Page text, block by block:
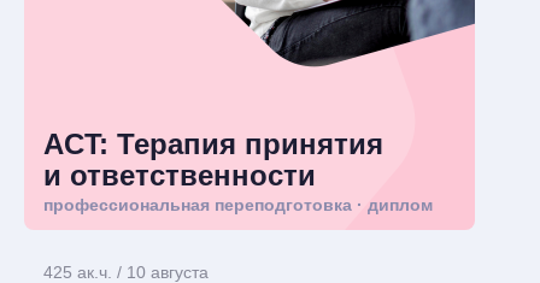
ACT: Терапия принятия
и ответственности
профессиональная переподготовка · диплом
425 ак.ч. / 10 августа